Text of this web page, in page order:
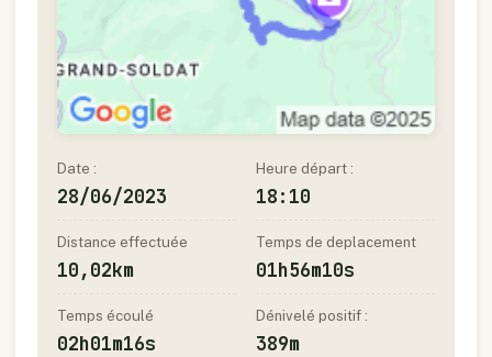
Date :
28/06/2023
Heure départ :
18:10
Distance effectuée
10,02km
Temps de deplacement
01h56m10s
Temps écoulé
02h01m16s
Dénivelé positif :
389m